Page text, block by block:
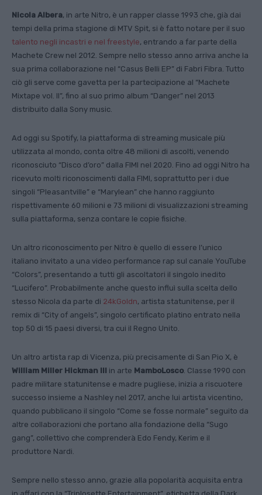
Nicola Albera, in arte Nitro, è un rapper classe 1993 che, già dai
tempi della prima stagione di MTV Spit, si è fatto notare per il suo
talento negli incastri e nel freestyle, entrando a far parte della
Machete Crew nel 2012. Sempre nello stesso anno arriva anche la
sua prima collaborazione nel “Casus Belli EP” di Fabri Fibra. Tutto
ciò gli serve come gavetta per la partecipazione al “Machete
Mixtape vol. II”, fino al suo primo album “Danger” nel 2013
distribuito dalla Sony music.
Ad oggi su Spotify, la piattaforma di streaming musicale più
utilizzata al mondo, conta oltre 48 milioni di ascolti, venendo
riconosciuto “Disco d’oro” dalla FIMI nel 2020. Fino ad oggi Nitro ha
ricevuto molti riconoscimenti dalla FIMI, soprattutto per i due
singoli “Pleasantville” e “Marylean” che hanno raggiunto
rispettivamente 60 milioni e 73 milioni di visualizzazioni streaming
sulla piattaforma, senza contare le copie fisiche.
Un altro riconoscimento per Nitro è quello di essere l’unico
italiano invitato a una video performance rap sul canale YouTube
“Colors”, presentando a tutti gli ascoltatori il singolo inedito
“Lucifero”. Probabilmente anche questo influì sulla scelta dello
stesso Nicola da parte di 24kGoldn, artista statunitense, per il
remix di “City of angels”, singolo certificato platino entrato nella
top 50 di 15 paesi diversi, tra cui il Regno Unito.
Un altro artista rap di Vicenza, più precisamente di San Pio X, è
William Miller Hickman III in arte MamboLosco . Classe 1990 con
padre militare statunitense e madre pugliese, inizia a riscuotere
successo insieme a Nashley nel 2017, anche lui artista vicentino,
quando pubblicano il singolo “Come se fosse normale” seguito da
altre collaborazioni che portano alla fondazione della “Sugo
gang”, collettivo che comprenderà Edo Fendy, Kerim e il
produttore Nardi.
Sempre nello stesso anno, grazie alla popolarità acquisita entra